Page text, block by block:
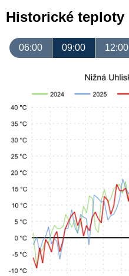
Historické teploty
06:00 09:00 12:00